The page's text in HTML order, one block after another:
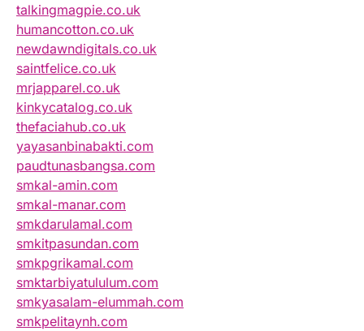
talkingmagpie.co.uk
humancotton.co.uk
newdawndigitals.co.uk
saintfelice.co.uk
mrjapparel.co.uk
kinkycatalog.co.uk
thefaciahub.co.uk
yayasanbinabakti.com
paudtunasbangsa.com
smkal-amin.com
smkal-manar.com
smkdarulamal.com
smkitpasundan.com
smkpgrikamal.com
smktarbiyatululum.com
smkyasalam-elummah.com
smkpelitaynh.com